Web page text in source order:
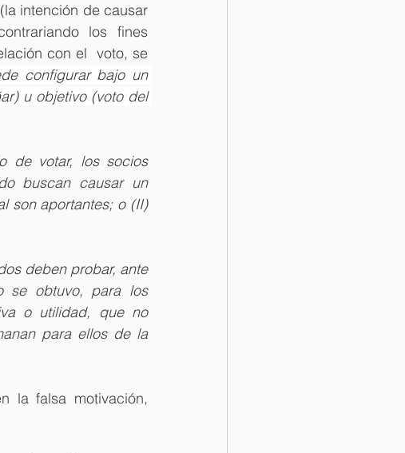
intención de causar
los fines
con el  voto, se
configurar bajo un
u objetivo (voto del
de votar, los socios
buscan causar un
son aportantes; o (II)
deben probar, ante
se obtuvo, para los
o utilidad, que no
para ellos de la
la falsa motivación,